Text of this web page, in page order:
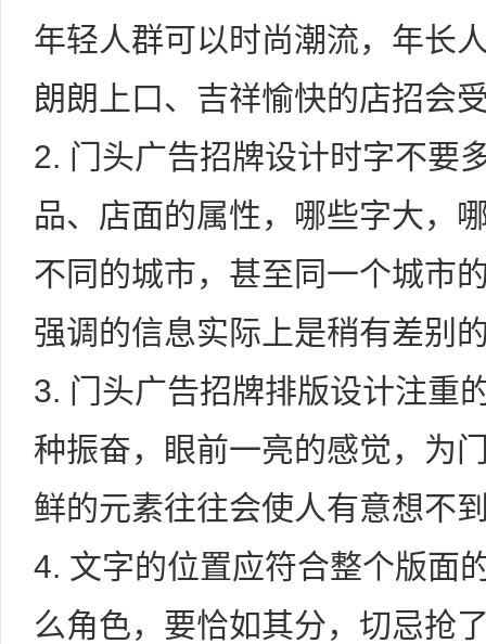
年轻人群可以时尚潮流，年长
朗朗上口、吉祥愉快的店招会
2. 门头广告招牌设计时字不要
品、店面的属性，哪些字大，
不同的城市，甚至同一个城市
强调的信息实际上是稍有差别
3. 门头广告招牌排版设计注重
种振奋，眼前一亮的感觉，为
鲜的元素往往会使人有意想不
4. 文字的位置应符合整个版面
么角色，要恰如其分，切忌抢